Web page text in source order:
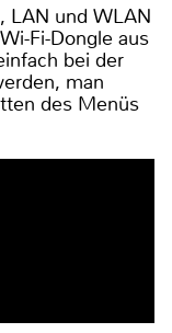
LAN und WLAN
Fi-Dongle aus
bei der
man
des Menüs